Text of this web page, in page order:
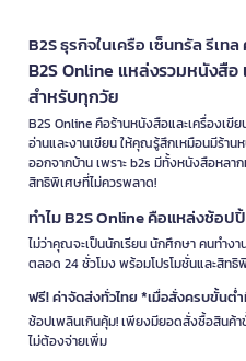
B2S ธุรกิจในเครือ เซ็นทรัล รีเ
B2S Online แหล่งรวมหนังสือ
สำหรับทุกวัย
B2S Online คือร้านหนังสือและเครื่องเ
อ่านและงานเขียน ให้คุณรู้สึกเหมือนมีร้า
ออกจากบ้าน เพราะ b2s มีทั้งหนังสือหล
สิทธิพิเศษที่ไม่ควรพลาด!
ทำไม B2S Online คือแหล่งช้อ
ไม่ว่าคุณจะเป็นนักเรียน นักศึกษา คนทำ
ตลอด 24 ชั่วโมง พร้อมโปรโมชั่นและสิทธิ
ฟรี! ค่าจัดส่งทั่วไทย *เมื่อสั่งครบขั้นต่
ช้อปเพลินเกินคุ้ม! เพียงมียอดสั่งซื้อสินค้
ไม่ต้องจ่ายเพิ่ม